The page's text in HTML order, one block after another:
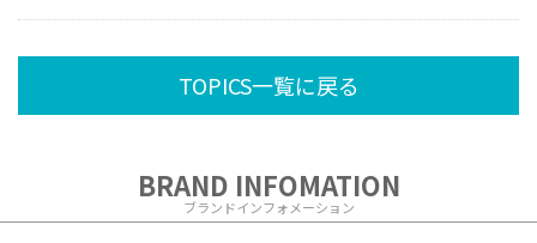
TOPICS一覧に戻る
BRAND INFOMATION
ブランドインフォメーション